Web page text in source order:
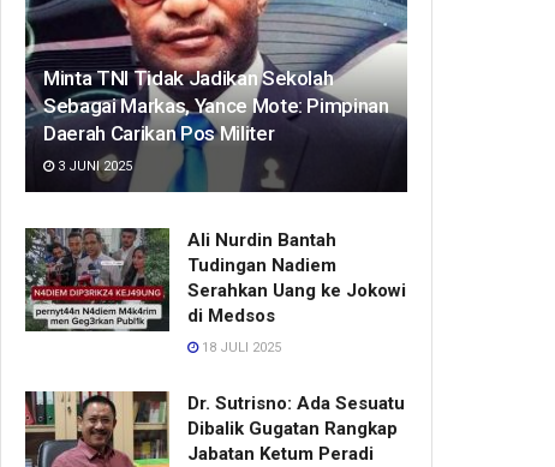
Minta TNI Tidak Jadikan Sekolah
Sebagai Markas, Yance Mote: Pimpinan
Daerah Carikan Pos Militer
3 JUNI 2025
Ali Nurdin Bantah
Tudingan Nadiem
Serahkan Uang ke Jokowi
di Medsos
18 JULI 2025
Dr. Sutrisno: Ada Sesuatu
Dibalik Gugatan Rangkap
Jabatan Ketum Peradi